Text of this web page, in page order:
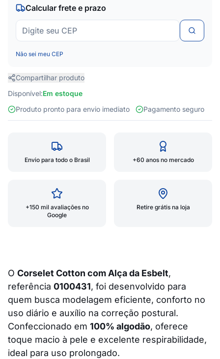
Calcular frete e prazo
Não sei meu CEP
Compartilhar produto
Disponível:Em estoque
Produto pronto para envio imediato
Pagamento seguro
Envio para todo o Brasil +60 anos no mercado
+150 mil avaliações no
Google
Retire grátis na loja
O Corselet Cotton com Alça da Esbelt,
referência 0100431, foi desenvolvido para
quem busca modelagem eficiente, conforto no
uso diário e auxílio na correção postural.
Confeccionado em 100% algodão, oferece
toque macio à pele e excelente respirabilidade,
ideal para uso prolongado.